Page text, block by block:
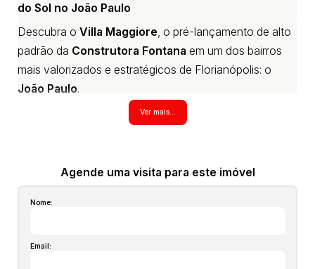
do Sol no João Paulo
Descubra o Villa Maggiore, o pré-lançamento de alto
padrão da Construtora Fontana em um dos bairros
mais valorizados e estratégicos de Florianópolis: o
João Paulo.
possui 2 dormitórios, sendo uma suíte. Este
à SC-401 — com a qualidade de vida de um verdadeiro
Home Clube. Desfrute de lazer completo, incluindo
piscina aquecida, academia, espaços gourmet e
As unidades, com arquitetura contemporânea e
Ver mais...
Agende uma visita para este imóvel
Nome:
Email: